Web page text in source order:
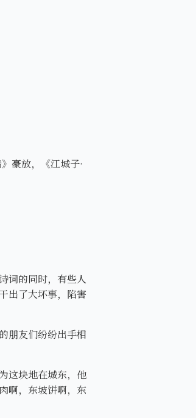
豪放，《江城子·
词的同时，有些人
出了大坏事，陷害
朋友们纷纷出手相
这块地在城东，他
啊，东坡饼啊，东